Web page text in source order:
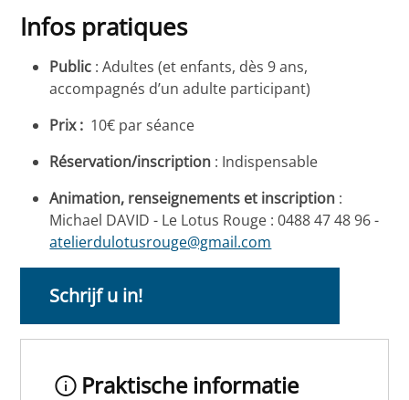
Infos pratiques
Public : Adultes (et enfants, dès 9 ans,
accompagnés d’un adulte participant)
Prix : 10€ par séance
Réservation/inscription : Indispensable
Animation, renseignements et inscription :
Michael DAVID - Le Lotus Rouge : 0488 47 48 96 -
atelierdulotusrouge@gmail.com
Schrijf u in!
Praktische informatie